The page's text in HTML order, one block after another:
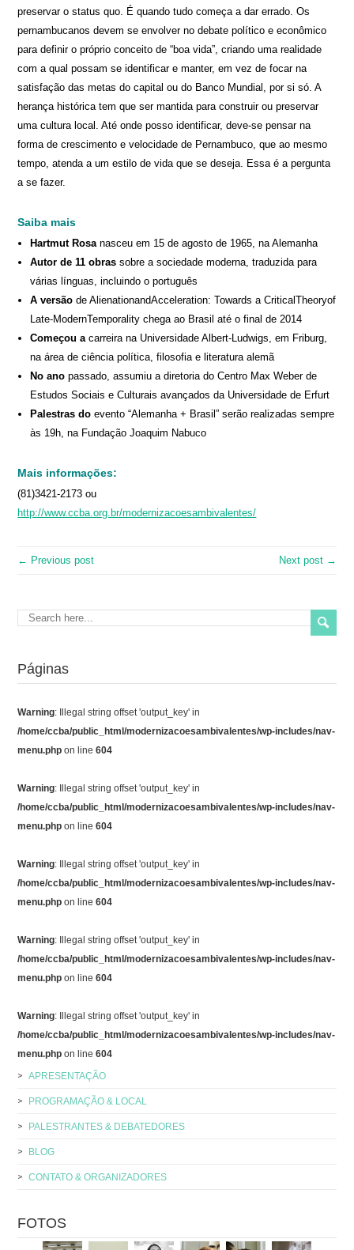
preservar o status quo. É quando tudo começa a dar errado. Os
pernambucanos devem se envolver no debate político e econômico
para definir o próprio conceito de “boa vida”, criando uma realidade
com a qual possam se identificar e manter, em vez de focar na
satisfação das metas do capital ou do Banco Mundial, por si só. A
herança histórica tem que ser mantida para construir ou preservar
uma cultura local. Até onde posso identificar, deve-se pensar na
forma de crescimento e velocidade de Pernambuco, que ao mesmo
tempo, atenda a um estilo de vida que se deseja. Essa é a pergunta
a se fazer.
Saiba mais
Hartmut Rosa nasceu em 15 de agosto de 1965, na Alemanha
Autor de 11 obras sobre a sociedade moderna, traduzida para
várias línguas, incluindo o português
A versão de AlienationandAcceleration: Towards a CriticalTheoryof
Late-ModernTemporality chega ao Brasil até o final de 2014
Começou a carreira na Universidade Albert-Ludwigs, em Friburg,
na área de ciência política, filosofia e literatura alemã
No ano passado, assumiu a diretoria do Centro Max Weber de
Estudos Sociais e Culturais avançados da Universidade de Erfurt
Palestras do evento “Alemanha + Brasil” serão realizadas sempre
às 19h, na Fundação Joaquim Nabuco
Mais informações:
(81)3421-2173 ou
http://www.ccba.org.br/modernizacoesambivalentes/
← Previous post Next post →
Páginas
Warning: Illegal string offset 'output_key' in
/home/ccba/public_html/modernizacoesambivalentes/wp-includes/nav-
menu.php on line604
Warning: Illegal string offset 'output_key' in
/home/ccba/public_html/modernizacoesambivalentes/wp-includes/nav-
menu.php on line604
Warning: Illegal string offset 'output_key' in
/home/ccba/public_html/modernizacoesambivalentes/wp-includes/nav-
menu.php on line604
Warning: Illegal string offset 'output_key' in
/home/ccba/public_html/modernizacoesambivalentes/wp-includes/nav-
menu.php on line604
Warning: Illegal string offset 'output_key' in
/home/ccba/public_html/modernizacoesambivalentes/wp-includes/nav-
menu.php on line604
APRESENTAÇÃO
PROGRAMAÇÃO & LOCAL
PALESTRANTES & DEBATEDORES
BLOG
CONTATO & ORGANIZADORES
FOTOS